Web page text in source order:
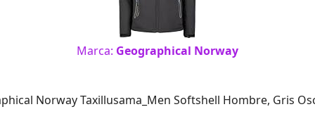
Marca: Geographical Norway
Norway Taxillusama_Men Softshell Hombre, Gris